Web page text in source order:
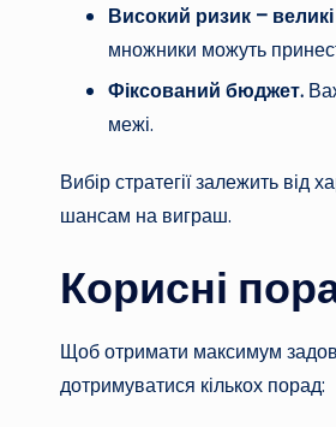
Високий ризик –
множники можуть
Фіксований бюджет.
межі.
Вибір стратегії залежить від
шансам на виграш.
Корисні
Щоб отримати максимум
дотримуватися кількох порад: